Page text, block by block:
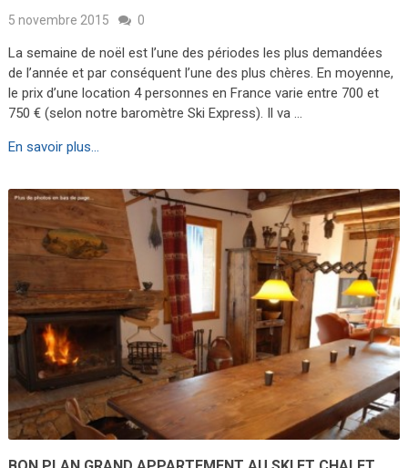
5 novembre 2015 0
La semaine de noël est l’une des périodes les plus demandées
de l’année et par conséquent l’une des plus chères. En moyenne,
le prix d’une location 4 personnes en France varie entre 700 et
750 € (selon notre baromètre Ski Express). Il va …
En savoir plus...